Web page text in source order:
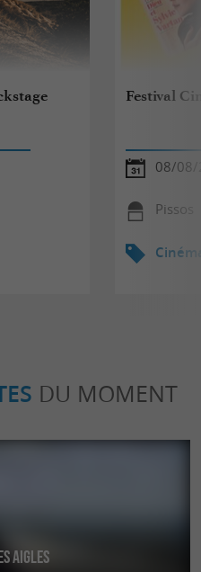
Festival
08/08/
Pissos
DU MOMENT
Aigles